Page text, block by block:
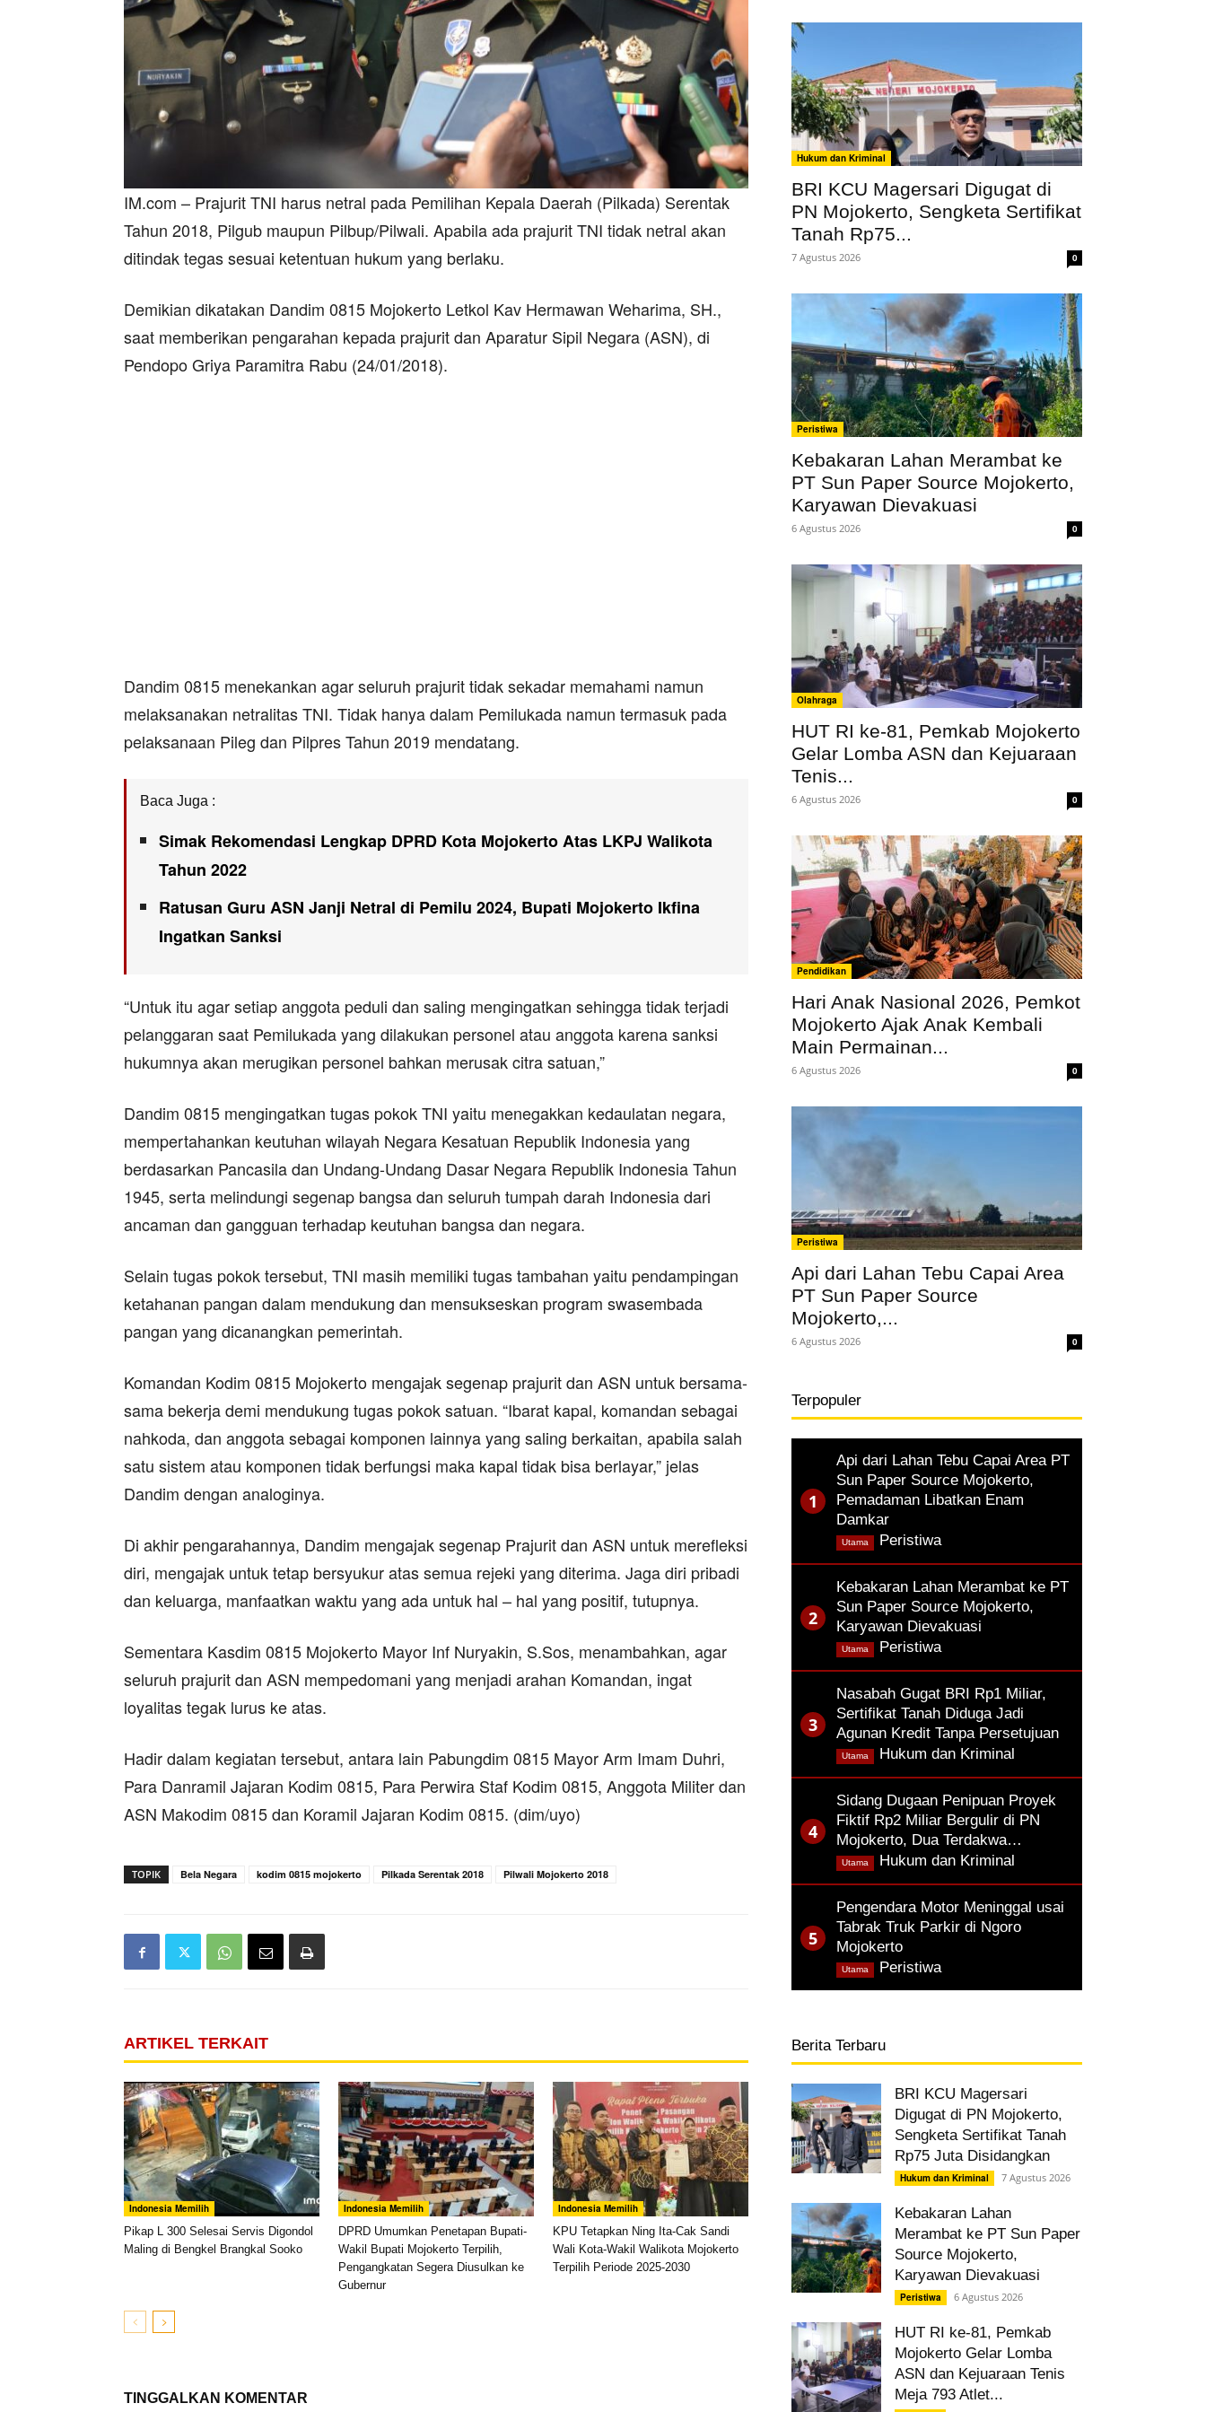
IM.com – Prajurit TNI harus netral pada Pemilihan Kepala Daerah (Pilkada) Serentak
Tahun 2018, Pilgub maupun Pilbup/Pilwali. Apabila ada prajurit TNI tidak netral akan
ditindak tegas sesuai ketentuan hukum yang berlaku.
Demikian dikatakan Dandim 0815 Mojokerto Letkol Kav Hermawan Weharima, SH.,
saat memberikan pengarahan kepada prajurit dan Aparatur Sipil Negara (ASN), di
Pendopo Griya Paramitra Rabu (24/01/2018).
Dandim 0815 menekankan agar seluruh prajurit tidak sekadar memahami namun
melaksanakan netralitas TNI. Tidak hanya dalam Pemilukada namun termasuk pada
pelaksanaan Pileg dan Pilpres Tahun 2019 mendatang.
Baca Juga :
Simak Rekomendasi Lengkap DPRD Kota Mojokerto Atas LKPJ Walikota
Tahun 2022
Ratusan Guru ASN Janji Netral di Pemilu 2024, Bupati Mojokerto Ikfina
Ingatkan Sanksi
“Untuk itu agar setiap anggota peduli dan saling mengingatkan sehingga tidak terjadi
pelanggaran saat Pemilukada yang dilakukan personel atau anggota karena sanksi
hukumnya akan merugikan personel bahkan merusak citra satuan,”
Dandim 0815 mengingatkan tugas pokok TNI yaitu menegakkan kedaulatan negara,
mempertahankan keutuhan wilayah Negara Kesatuan Republik Indonesia yang
berdasarkan Pancasila dan Undang-Undang Dasar Negara Republik Indonesia Tahun
1945, serta melindungi segenap bangsa dan seluruh tumpah darah Indonesia dari
ancaman dan gangguan terhadap keutuhan bangsa dan negara.
Selain tugas pokok tersebut, TNI masih memiliki tugas tambahan yaitu pendampingan
ketahanan pangan dalam mendukung dan mensukseskan program swasembada
pangan yang dicanangkan pemerintah.
Komandan Kodim 0815 Mojokerto mengajak segenap prajurit dan ASN untuk bersama-
sama bekerja demi mendukung tugas pokok satuan. “Ibarat kapal, komandan sebagai
nahkoda, dan anggota sebagai komponen lainnya yang saling berkaitan, apabila salah
satu sistem atau komponen tidak berfungsi maka kapal tidak bisa berlayar,” jelas
Dandim dengan analoginya.
Di akhir pengarahannya, Dandim mengajak segenap Prajurit dan ASN untuk merefleksi
diri, mengajak untuk tetap bersyukur atas semua rejeki yang diterima. Jaga diri pribadi
dan keluarga, manfaatkan waktu yang ada untuk hal – hal yang positif, tutupnya.
Sementara Kasdim 0815 Mojokerto Mayor Inf Nuryakin, S.Sos, menambahkan, agar
seluruh prajurit dan ASN mempedomani yang menjadi arahan Komandan, ingat
loyalitas tegak lurus ke atas.
Hadir dalam kegiatan tersebut, antara lain Pabungdim 0815 Mayor Arm Imam Duhri,
Para Danramil Jajaran Kodim 0815, Para Perwira Staf Kodim 0815, Anggota Militer dan
ASN Makodim 0815 dan Koramil Jajaran Kodim 0815. (dim/uyo)
TOPIK Bela Negara kodim 0815 mojokerto Pilkada Serentak 2018 Pilwali Mojokerto 2018
ARTIKEL TERKAIT
Indonesia Memilih
Pikap L 300 Selesai Servis Digondol
Maling di Bengkel Brangkal Sooko
Indonesia Memilih
DPRD Umumkan Penetapan Bupati-
Wakil Bupati Mojokerto Terpilih,
Pengangkatan Segera Diusulkan ke
Gubernur
Indonesia Memilih
KPU Tetapkan Ning Ita-Cak Sandi
Wali Kota-Wakil Walikota Mojokerto
Terpilih Periode 2025-2030
TINGGALKAN KOMENTAR
Hukum dan Kriminal
BRI KCU Magersari Digugat di
PN Mojokerto, Sengketa Sertifikat
Tanah Rp75...
7 Agustus 2026 0
Peristiwa
Kebakaran Lahan Merambat ke
PT Sun Paper Source Mojokerto,
Karyawan Dievakuasi
6 Agustus 2026 0
Olahraga
HUT RI ke-81, Pemkab Mojokerto
Gelar Lomba ASN dan Kejuaraan
Tenis...
6 Agustus 2026 0
Pendidikan
Hari Anak Nasional 2026, Pemkot
Mojokerto Ajak Anak Kembali
Main Permainan...
6 Agustus 2026 0
Peristiwa
Api dari Lahan Tebu Capai Area
PT Sun Paper Source
Mojokerto,...
6 Agustus 2026 0
Terpopuler
Api dari Lahan Tebu Capai Area PT
Sun Paper Source Mojokerto,
Pemadaman Libatkan Enam
Damkar
Peristiwa,
Utama
Kebakaran Lahan Merambat ke PT
Sun Paper Source Mojokerto,
Karyawan Dievakuasi
Peristiwa,
Utama
Nasabah Gugat BRI Rp1 Miliar,
Sertifikat Tanah Diduga Jadi
Agunan Kredit Tanpa Persetujuan
Hukum dan Kriminal
Utama
Sidang Dugaan Penipuan Proyek
Fiktif Rp2 Miliar Bergulir di PN
Mojokerto, Dua Terdakwa…
Hukum dan Kriminal
Utama
Pengendara Motor Meninggal usai
Tabrak Truk Parkir di Ngoro
Mojokerto
Peristiwa,
Utama
Berita Terbaru
BRI KCU Magersari
Digugat di PN Mojokerto,
Sengketa Sertifikat Tanah
Rp75 Juta Disidangkan
Hukum dan Kriminal 7 Agustus 2026
Kebakaran Lahan
Merambat ke PT Sun Paper
Source Mojokerto,
Karyawan Dievakuasi
Peristiwa 6 Agustus 2026
HUT RI ke-81, Pemkab
Mojokerto Gelar Lomba
ASN dan Kejuaraan Tenis
Meja 793 Atlet...